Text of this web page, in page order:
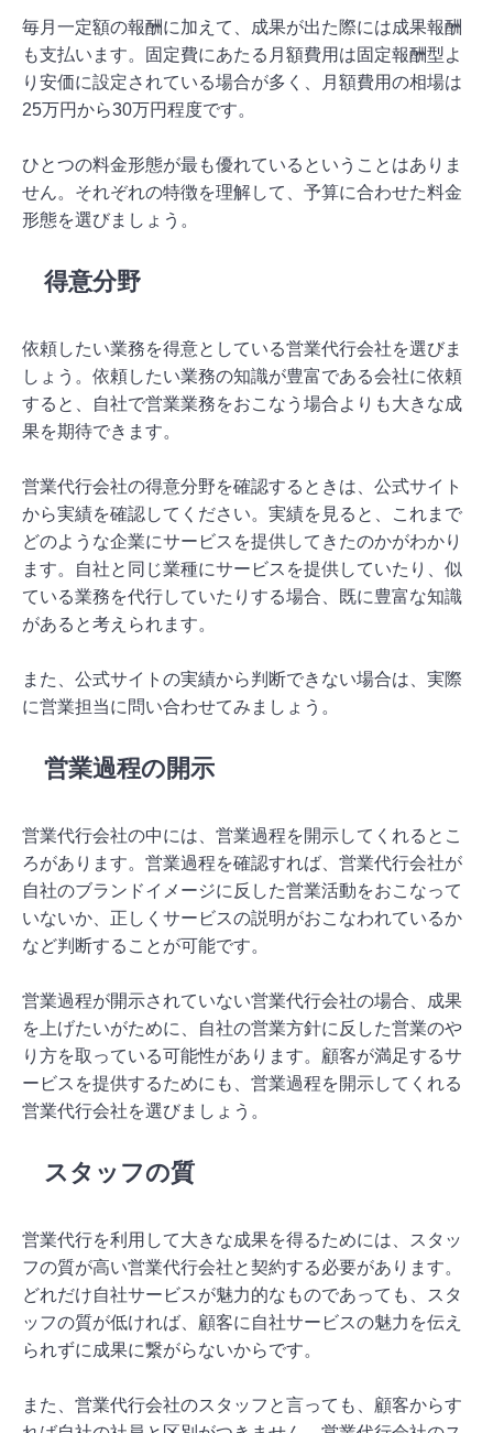
毎月一定額の報酬に加えて、成果が出た際には成果報酬
も支払います。固定費にあたる月額費用は固定報酬型よ
り安価に設定されている場合が多く、月額費用の相場は
25万円から30万円程度です。
ひとつの料金形態が最も優れているということはありま
せん。それぞれの特徴を理解して、予算に合わせた料金
形態を選びましょう。
得意分野
依頼したい業務を得意としている営業代行会社を選びま
しょう。依頼したい業務の知識が豊富である会社に依頼
すると、自社で営業業務をおこなう場合よりも大きな成
果を期待できます。
営業代行会社の得意分野を確認するときは、公式サイト
から実績を確認してください。実績を見ると、これまで
どのような企業にサービスを提供してきたのかがわかり
ます。自社と同じ業種にサービスを提供していたり、似
ている業務を代行していたりする場合、既に豊富な知識
があると考えられます。
また、公式サイトの実績から判断できない場合は、実際
に営業担当に問い合わせてみましょう。
営業過程の開示
営業代行会社の中には、営業過程を開示してくれるとこ
ろがあります。営業過程を確認すれば、営業代行会社が
自社のブランドイメージに反した営業活動をおこなって
いないか、正しくサービスの説明がおこなわれているか
など判断することが可能です。
営業過程が開示されていない営業代行会社の場合、成果
を上げたいがために、自社の営業方針に反した営業のや
り方を取っている可能性があります。顧客が満足するサ
ービスを提供するためにも、営業過程を開示してくれる
営業代行会社を選びましょう。
スタッフの質
営業代行を利用して大きな成果を得るためには、スタッ
フの質が高い営業代行会社と契約する必要があります。
どれだけ自社サービスが魅力的なものであっても、スタ
ッフの質が低ければ、顧客に自社サービスの魅力を伝え
られずに成果に繋がらないからです。
また、営業代行会社のスタッフと言っても、顧客からす